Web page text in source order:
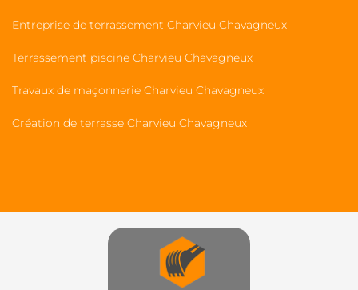
Entreprise de terrassement Charvieu Chavagneux
Terrassement piscine Charvieu Chavagneux
Travaux de maçonnerie Charvieu Chavagneux
Création de terrasse Charvieu Chavagneux